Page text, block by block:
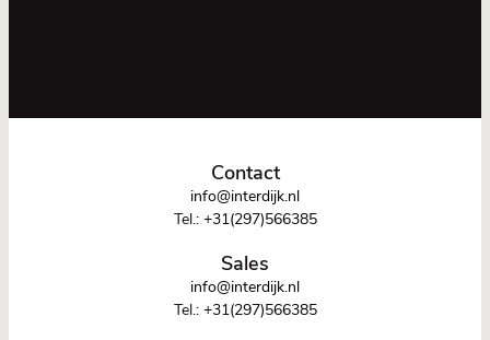
Contact
info@interdijk.nl
Tel.: +31(297)566385
Sales
info@interdijk.nl
Tel.: +31(297)566385